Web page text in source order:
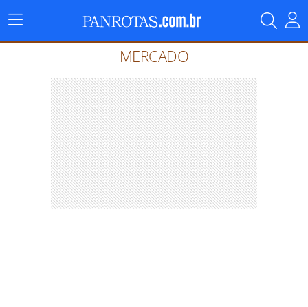
Menu
Principal
MERCADO